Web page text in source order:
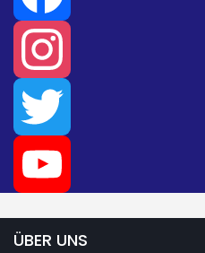
Facebook
Instagram
Twitter
YouTube
ÜBER UNS